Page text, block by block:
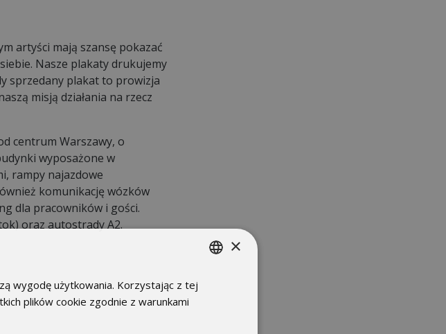
artyści mają szansę pokazać
Nasze plakaty drukujemy
sprzedany plakat to prowizja
misją działania na rzecz
centrum Warszawy, o
wyposażone w
rampy najazdowe
komunikację wózków
dla pracowników i gości.
oraz autostrady A2.
×
wygodę użytkowania. Korzystając z tej
plików cookie zgodnie z warunkami